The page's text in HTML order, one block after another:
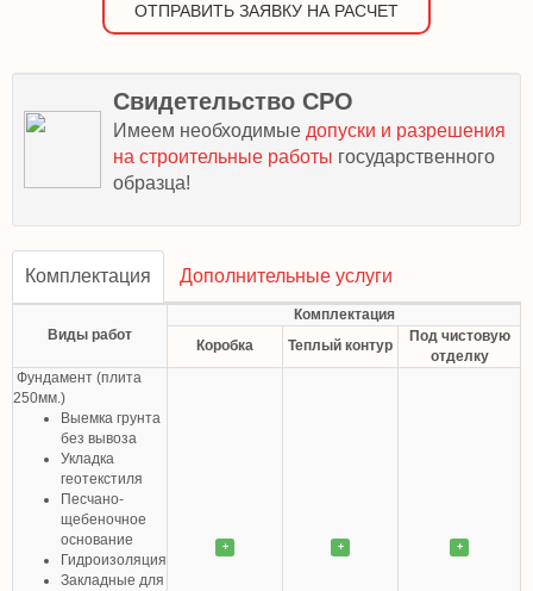
ОТПРАВИТЬ ЗАЯВКУ НА РАСЧЕТ
Свидетельство СРО
Имеем необходимые допуски и разрешения
на строительные работы государственного
образца!
Комплектация Дополнительные услуги
Виды работ
Комплектация
Коробка
Теплый контур
Под чистовую
отделку
Фундамент (плита
250мм.)
Выемка грунта
без вывоза
Укладка
геотекстиля
Песчано-
щебеночное
основание
Гидроизоляция
Закладные для
+ + +